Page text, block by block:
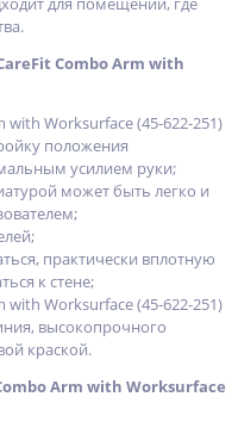
Combo Arm with
Worksurface (45-622-251)
положения
усилием руки;
может быть легко и
практически вплотную
к стене;
Worksurface (45-622-251)
высокопрочного
краской.
Arm with Worksurface